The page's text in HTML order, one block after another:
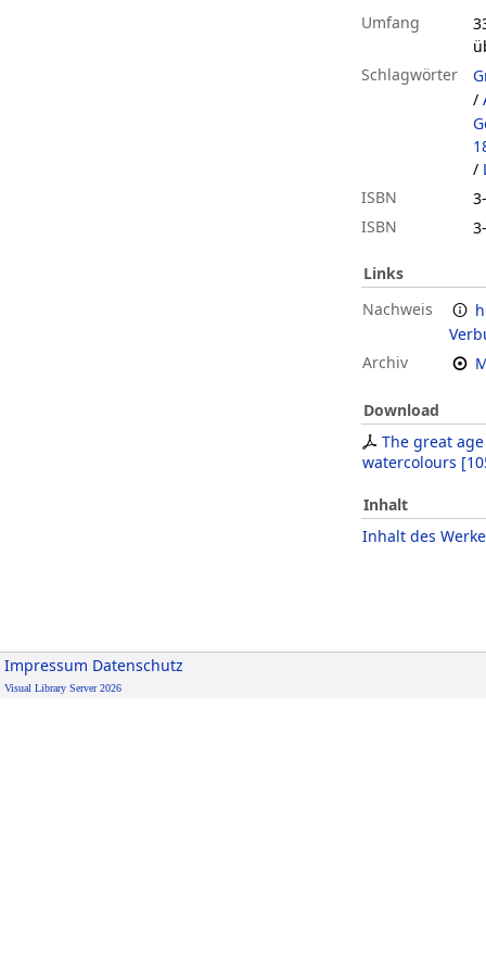
Umfang
Schlagwörter
/
/
ISBN
ISBN
Links
Nachweis
Archiv
Download
The great
watercolours [
Inhalt
Inhalt des
Impressum Datenschutz
Visual Library Server 2026